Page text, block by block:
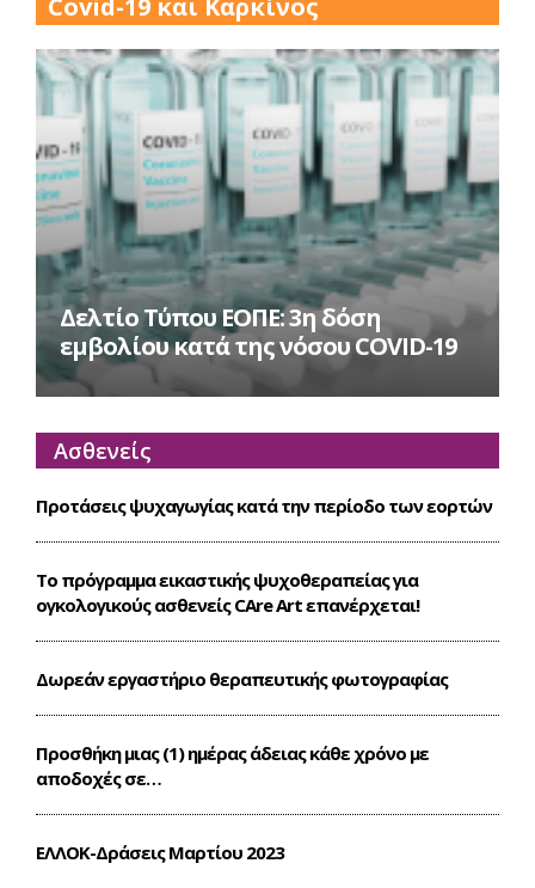
Δελτίο Τύπου ΕΟΠΕ: 3η δόση
εμβολίου κατά της νόσου COVID-19
Ασθενείς
Προτάσεις ψυχαγωγίας κατά την περίοδο των εορτών
Το πρόγραμμα εικαστικής ψυχοθεραπείας για
ογκολογικούς ασθενείς CΑre Art επανέρχεται!
Δωρεάν εργαστήριο θεραπευτικής φωτογραφίας
Προσθήκη μιας (1) ημέρας άδειας κάθε χρόνο με
αποδοχές σε…
ΕΛΛΟΚ-Δράσεις Mαρτίου 2023